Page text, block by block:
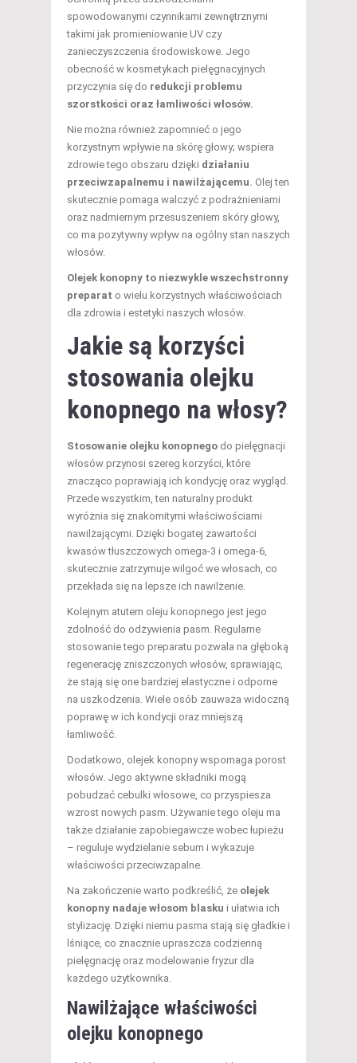
spowodowanymi czynnikami zewnętrznymi
takimi jak promieniowanie UV czy
zanieczyszczenia środowiskowe. Jego
obecność w kosmetykach pielęgnacyjnych
przyczynia się do redukcji problemu
szorstkości oraz łamliwości włosów.
Nie można również zapomnieć o jego
korzystnym wpływie na skórę głowy; wspiera
zdrowie tego obszaru dzięki działaniu
przeciwzapalnemu i nawilżającemu. Olej ten
skutecznie pomaga walczyć z podrażnieniami
oraz nadmiernym przesuszeniem skóry głowy,
co ma pozytywny wpływ na ogólny stan naszych
włosów.
Olejek konopny to niezwykle wszechstronny
preparat o wielu korzystnych właściwościach
dla zdrowia i estetyki naszych włosów.
Jakie są korzyści
stosowania olejku
konopnego na włosy?
Stosowanie olejku konopnego do pielęgnacji
włosów przynosi szereg korzyści, które
znacząco poprawiają ich kondycję oraz wygląd.
Przede wszystkim, ten naturalny produkt
wyróżnia się znakomitymi właściwościami
nawilżającymi. Dzięki bogatej zawartości
kwasów tłuszczowych omega-3 i omega-6,
skutecznie zatrzymuje wilgoć we włosach, co
przekłada się na lepsze ich nawilżenie.
Kolejnym atutem oleju konopnego jest jego
zdolność do odżywienia pasm. Regularne
stosowanie tego preparatu pozwala na głęboką
regenerację zniszczonych włosów, sprawiając,
że stają się one bardziej elastyczne i odporne
na uszkodzenia. Wiele osób zauważa widoczną
poprawę w ich kondycji oraz mniejszą
łamliwość.
Dodatkowo, olejek konopny wspomaga porost
włosów. Jego aktywne składniki mogą
pobudzać cebulki włosowe, co przyspiesza
wzrost nowych pasm. Używanie tego oleju ma
także działanie zapobiegawcze wobec łupieżu
– reguluje wydzielanie sebum i wykazuje
właściwości przeciwzapalne.
Na zakończenie warto podkreślić, że olejek
konopny nadaje włosom blasku i ułatwia ich
stylizację. Dzięki niemu pasma stają się gładkie i
lśniące, co znacznie upraszcza codzienną
pielęgnację oraz modelowanie fryzur dla
każdego użytkownika.
Nawilżające właściwości
olejku konopnego